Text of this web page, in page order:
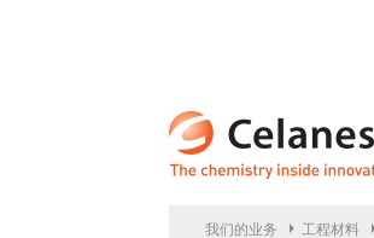
我们的业务 工程材料